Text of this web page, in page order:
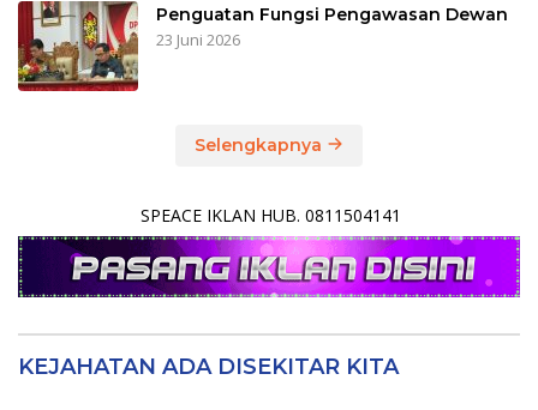
Penguatan Fungsi Pengawasan Dewan
23 Juni 2026
Selengkapnya
SPEACE IKLAN HUB. 0811504141
KEJAHATAN ADA DISEKITAR KITA